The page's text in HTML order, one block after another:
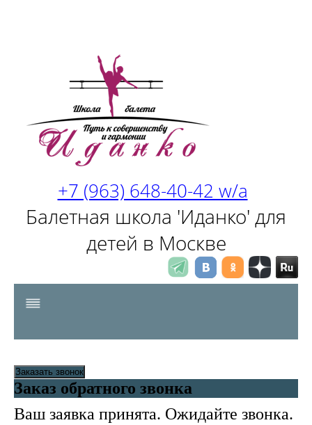
+7 (963) 648-40-42 w/a
Балетная школа 'Иданко' для
детей в Москве
Заказать звонок
Заказ обратного звонка
Ваш заявка принята. Ожидайте звонка.